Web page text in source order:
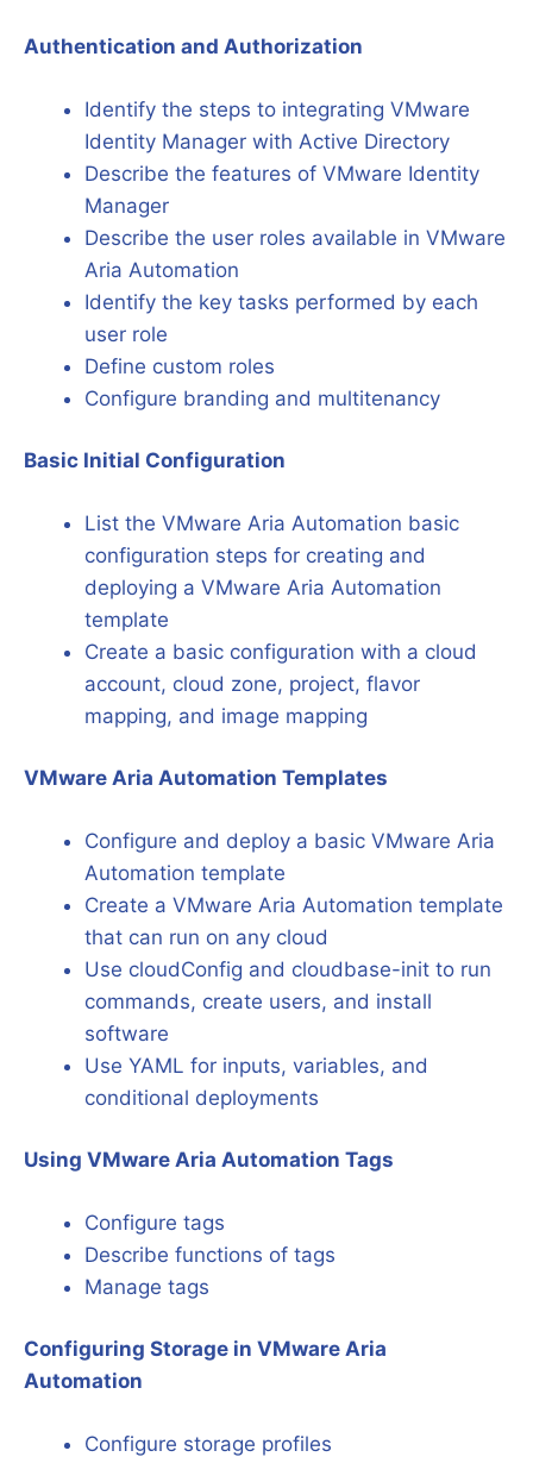
Authentication and Authorization
Identify the steps to integrating VMware
Identity Manager with Active Directory
Describe the features of VMware Identity
Manager
Describe the user roles available in VMware
Aria Automation
Identify the key tasks performed by each
user role
Define custom roles
Configure branding and multitenancy
Basic Initial Configuration
List the VMware Aria Automation basic
configuration steps for creating and
deploying a VMware Aria Automation
template
Create a basic configuration with a cloud
account, cloud zone, project, flavor
mapping, and image mapping
VMware Aria Automation Templates
Configure and deploy a basic VMware Aria
Automation template
Create a VMware Aria Automation template
that can run on any cloud
Use cloudConfig and cloudbase-init to run
commands, create users, and install
software
Use YAML for inputs, variables, and
conditional deployments
Using VMware Aria Automation Tags
Configure tags
Describe functions of tags
Manage tags
Configuring Storage in VMware Aria
Automation
Configure storage profiles